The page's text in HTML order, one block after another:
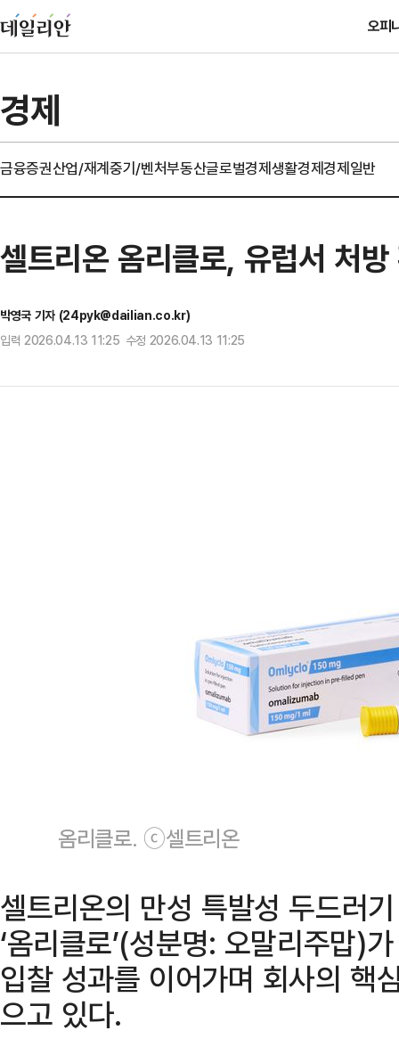
오피
경제
금융증권산업/재계중기/벤처부동산글로벌경제생활경제경제일반
셀트리온 옴리클로, 유럽서 처
박영국 기자 (24pyk@dailian.co.kr)
입력 2026.04.13 11:25 수정 2026.04.13 11:25
옴리클로. ⓒ셀트리온
셀트리온의 만성 특발성 두드러
‘옴리클로’(성분명: 오말리주맙)
입찰 성과를 이어가며 회사의 핵
으고 있다.